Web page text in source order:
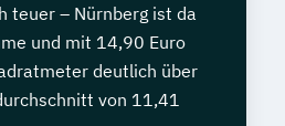
teuer – Nürnberg ist da
und mit 14,90 Euro
deutlich über
von 11,41